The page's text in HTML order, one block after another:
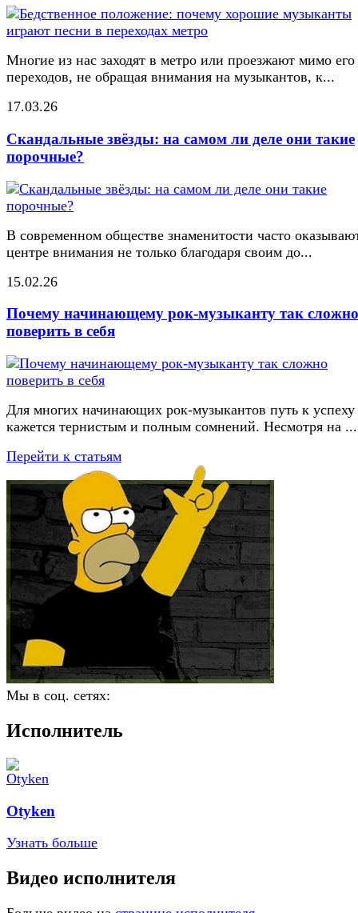
Многие из нас заходят в метро или проезжают мимо его
переходов, не обращая внимания на музыкантов, к...
17.03.26
Скандальные звёзды: на самом ли деле они такие
порочные?
В современном обществе знаменитости часто
центре внимания не только благодаря своим до...
15.02.26
Почему начинающему рок-музыканту так сложно
поверить в себя
Для многих начинающих рок-музыкантов путь к успеху
кажется тернистым и полным сомнений. Несмотря на ...
Перейти к статьям
Мы в соц. сетях:
Исполнитель
Otyken
Узнать больше
Видео исполнителя